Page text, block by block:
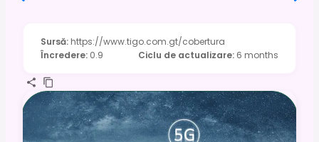
Sursă: https://www.tigo.com.gt/cobertura
Încredere: 0.9 Ciclu de actualizare: 6 months